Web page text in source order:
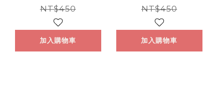
NT$450
加入購物車
NT$450
加入購物車